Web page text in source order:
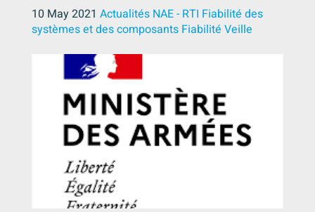
10 May 2021 Actualités NAE - RTI Fiabilité des
systèmes et des composants Fiabilité Veille